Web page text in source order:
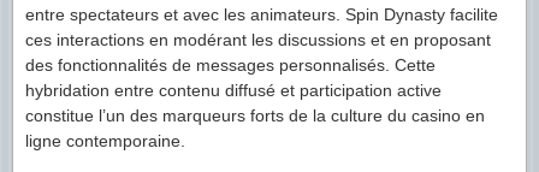
entre spectateurs et avec les animateurs. Spin Dynasty facilite
ces interactions en modérant les discussions et en proposant
des fonctionnalités de messages personnalisés. Cette
hybridation entre contenu diffusé et participation active
constitue l’un des marqueurs forts de la culture du casino en
ligne contemporaine.